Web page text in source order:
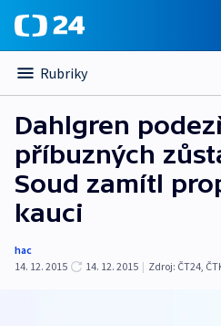
Rubriky
Dahlgren
příbuzných
Soud zamítl
kauci
hac
14. 12. 2015
14. 12. 2015 | Zdroj: ČT24,